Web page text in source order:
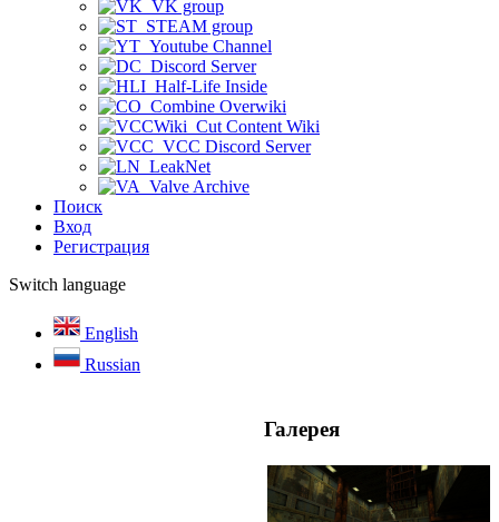
VK group
STEAM group
Youtube Channel
Discord Server
Half-Life Inside
Combine Overwiki
Cut Content Wiki
VCC Discord Server
LeakNet
Valve Archive
Поиск
Вход
Регистрация
Switch language
English
Russian
Галерея